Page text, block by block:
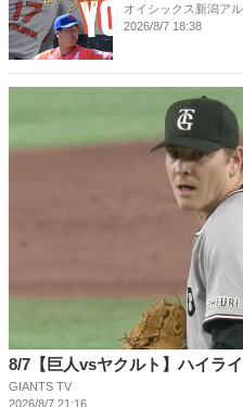
オイシックス新潟ア
2026/8/7 18:38
8/7【巨人vsヤクルト】ハイライ
GIANTS TV
2026/8/7 21:16